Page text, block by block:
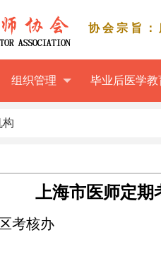
协会宗旨：
组织管理 毕业后医学教
构
上海市医师定期
考核办